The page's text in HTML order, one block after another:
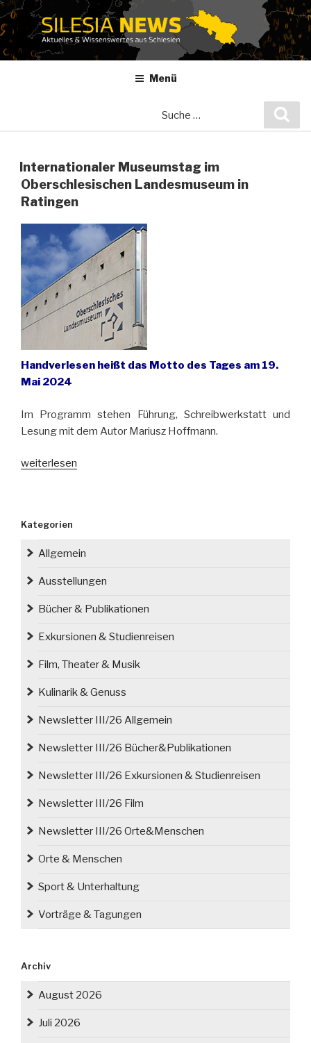
Zum
Inhalt
springen
Menü
Internationaler Museumstag im
Oberschlesischen Landesmuseum in
Ratingen
Handverlesen heißt das Motto des Tages am 19.
Mai 2024
Im Programm stehen Führung, Schreibwerkstatt und
Lesung mit dem Autor Mariusz Hoffmann.
„Internationaler
Landesmuseum in
Ratingen“
weiterlesen
Kategorien
Allgemein
Ausstellungen
Bücher & Publikationen
Exkursionen & Studienreisen
Film, Theater & Musik
Kulinarik & Genuss
Newsletter III/26 Allgemein
Newsletter III/26 Bücher&Publikationen
Newsletter III/26 Exkursionen & Studienreisen
Newsletter III/26 Film
Newsletter III/26 Orte&Menschen
Orte & Menschen
Sport & Unterhaltung
Vorträge & Tagungen
Archiv
August 2026
Juli 2026